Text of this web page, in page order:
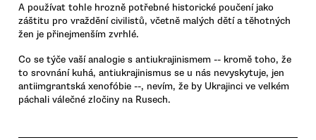
A používat tohle hrozně potřebné historické poučení jako
záštitu pro vraždění civilistů, včetně malých dětí a těhotných
žen je přinejmenším zvrhlé.
Co se týče vaší analogie s antiukrajinismem -- kromě toho, že
to srovnání kuhá, antiukrajinismus se u nás nevyskytuje, jen
antiimgrantská xenofóbie --, nevím, že by Ukrajinci ve velkém
páchali válečné zločiny na Rusech.